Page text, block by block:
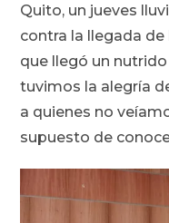
Quito, un jueves
contra la llegada
que llegó un
tuvimos la alegría
a quienes no
supuesto de